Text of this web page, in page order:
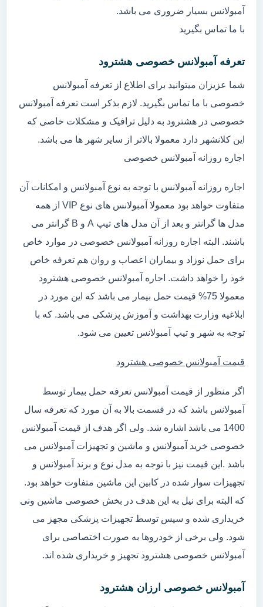
آمبولانس بسیار ضروری می باشد.
با ما تماس بگیرید
تعرفه آمبولانس خصوصی هشترود
شما عزیزان میتوانید برای اطلاع از تعرفه آمبولانس
خصوصی با ما تماس بگیرید. لازم بذکر است تعرفه آمبولانس
خصوصی در هشترود به دلیل ترافیک و مشکلات خاصی که
این کلانشهر دارد معمولا بالاتر از سایر شهر ها می باشد.
اجاره روزانه آمبولانس خصوصی
اجاره روزانه آمبولانس با توجه به نوع آمبولانس و امکانات آن
متفاوت خواهد بود معمولا آمبولانس های نوع VIP از همه
مدل ها گرانتر و بعد از آن مدل های تیپ A و B گرانتر می
باشند. البته اجاره روزانه آمبولانس خصوصی در موارد خاص
برای حمل نوزاد و بیماران اعصاب و روان هم تعرفه خاص
خود را خواهد داشت. اجاره آمبولانس خصوصی هشترود
معمولا 75% قیمت حمل بیمار می باشد که این مورد در
ابلاغیه وزارت بهداشت و آموزش پزشکی می باشد. که با
توجه به شهر و تیپ آمبولانس تعیین می شود.
قیمت آمبولانس خصوصی هشترود
اگر منظور از قیمت آمبولانس تعرفه حمل بیمار توسط
آمبولانس باشد که در قسمت بالا به آن مورد که تعرفه سال
1400 می باشد اشاره شد. ولی اگر هدف از قیمت آمبولانس
خصوصی خرید آمبولانس و ماشین و تجهیزات آمبولانس می
باشد .این قیمت نیز با توجه به مدل نوع و برند آمبولانس و
تجهیزات سوار شده در کابین این ماشین متفاوت خواهد بود.
که البته برای نیل به این هدف در بخش خصوصی ماشین ونی
خریداری شده و سپس توسط تجهیزات پزشکی مجهز می
شود. ولی برخی از خودروها به صورت اختصاصی برای
آمبولانس خصوصی هشترود تجهیز و خریداری شده اند.
آمبولانس خصوصی ارزان هشترود